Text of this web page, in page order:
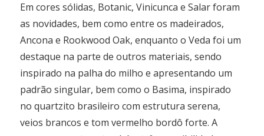
Em cores sólidas, Botanic, Vinicunca e Salar foram
as novidades, bem como entre os madeirados,
Ancona e Rookwood Oak, enquanto o Veda foi um
destaque na parte de outros materiais, sendo
inspirado na palha do milho e apresentando um
padrão singular, bem como o Basima, inspirado
no quartzito brasileiro com estrutura serena,
veios brancos e tom vermelho bordô forte. A